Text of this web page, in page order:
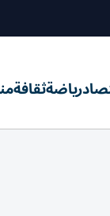
رياضةثقافة